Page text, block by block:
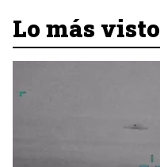
Lo más visto